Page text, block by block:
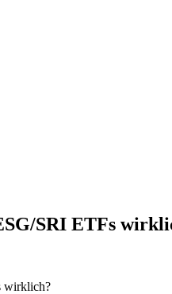
SRI ETFs
wirklich?